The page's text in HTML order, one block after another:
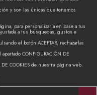
y son las únicas que tenemos
para personalizarla en base a tus
a tus búsquedas, gustos e
el botón ACEPTAR, rechazarlas
CONFIGURACIÓN DE
COOKIES de nuestra página web.